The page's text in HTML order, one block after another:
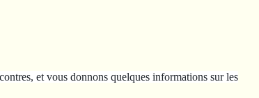
et vous donnons quelques informations sur les